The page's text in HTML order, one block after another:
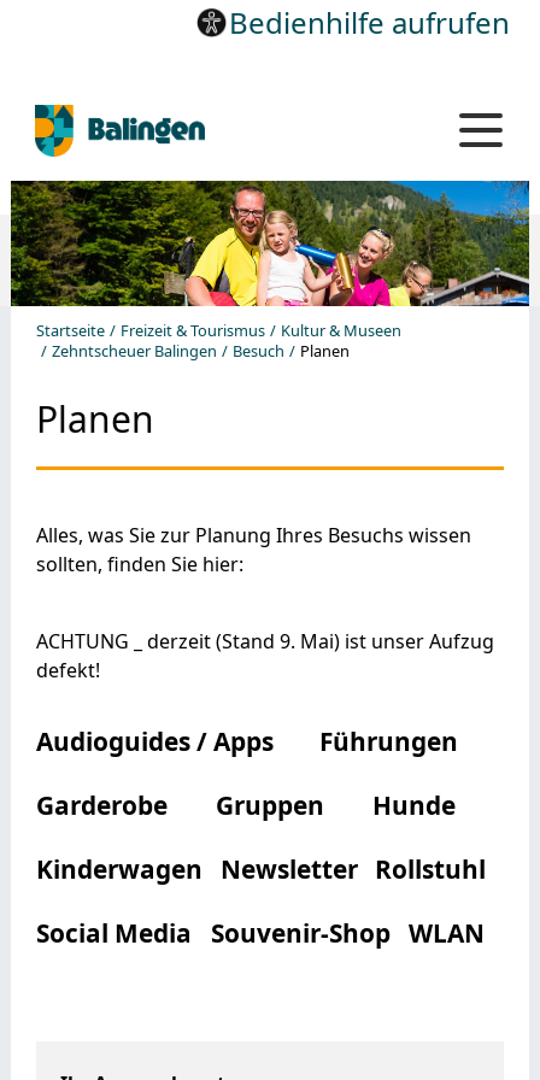
Bedienhilfe aufrufen
Startseite Freizeit & Tourismus
Kultur & Museen
Zehntscheuer Balingen
Besuch Planen
Planen
Alles, was Sie zur Planung Ihres Besuchs wissen
sollten, finden Sie hier:
ACHTUNG _ derzeit (Stand 9. Mai) ist unser Aufzug
defekt!
Audioguides / Apps
Führungen
Garderobe
Gruppen
Hunde
Kinderwagen
Newsletter Rollstuhl
Social Media
Souvenir-Shop WLAN